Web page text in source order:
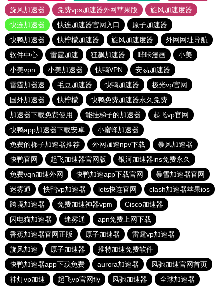
旋风加速器
免费vps加速器外网苹果版
旋风加速度器
快连加速器
快连加速器官网入口
原子加速器
快鸭加速器
快柠檬加速器 旋风加速度器
外网网址导航
软件中心
雷霆加速 狂飙加速器 哔咔漫画
小美
小美vpn
小美加速器 快鸭VPN
安易加速器
雷霆加器速
毛豆加速器 快鸭加速器
极光vp官网
国外加速器
快柠檬
快鸭免费加速器永久免费
加速器下载免费使用
能挂梯子的加速器
起飞vp官网
快鸭app加速器下载安卓
小蜜蜂加速器
免费的梯子加速器推荐
外网加速npv下载
暴风加速器
快鸭官网
起飞加速器官网版
银河加速器ins免费永久
免费vqn加速外网
快鸭加速app下载官网
暴雪加速器官网
迷雾通
快鸭vp加速器 lets快连官网
clash加速器苹果ios
跨境加速器
免费加速神器vpm
Cisco加速器
闪电猫加速器
迷雾通
apn免费上网下载
香蕉加速器官网正版
原子加速器
雷霆vp加速器
旋风加速
原子加速器
推特加速免费软件
快鸭加速器app下载免费
aurora加速器
风驰加速官网首页
神灯vp加速
起飞vp官网fly 风驰加速器 全球加速器